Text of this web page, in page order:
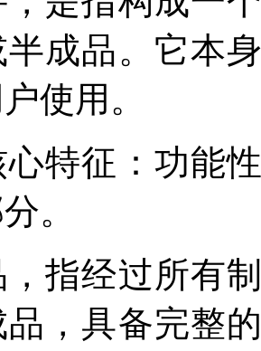
成品。它本
使用。
特征：功能
。
，指经过所有
，具备完整